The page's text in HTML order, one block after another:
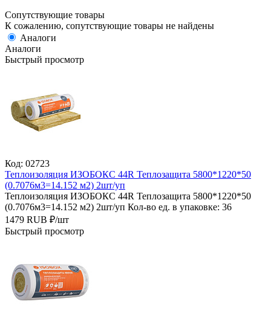
Сопутствующие товары
К сожалению, сопутствующие товары не найдены
Аналоги
Аналоги
Быстрый просмотр
Код: 02723
Теплоизоляция ИЗОБОКС 44R Теплозащита 5800*1220*50
(0.7076м3=14.152 м2) 2шт/уп
Теплоизоляция ИЗОБОКС 44R Теплозащита 5800*1220*50
(0.7076м3=14.152 м2) 2шт/уп Кол-во ед. в упаковке: 36
1479 RUB ₽/шт
Быстрый просмотр